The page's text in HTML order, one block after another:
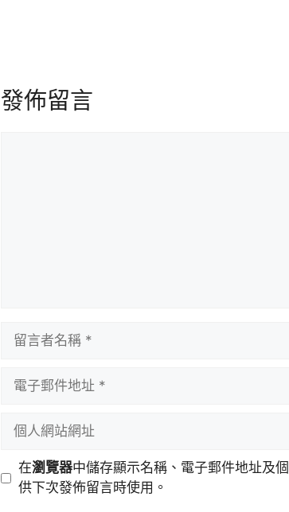
發佈留言
址
站
在瀏覽器中儲存顯示名稱、電子郵件地址及
供下次發佈留言時使用。